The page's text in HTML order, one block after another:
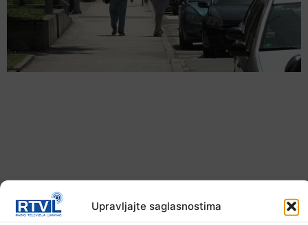
Upravljajte saglasnostima